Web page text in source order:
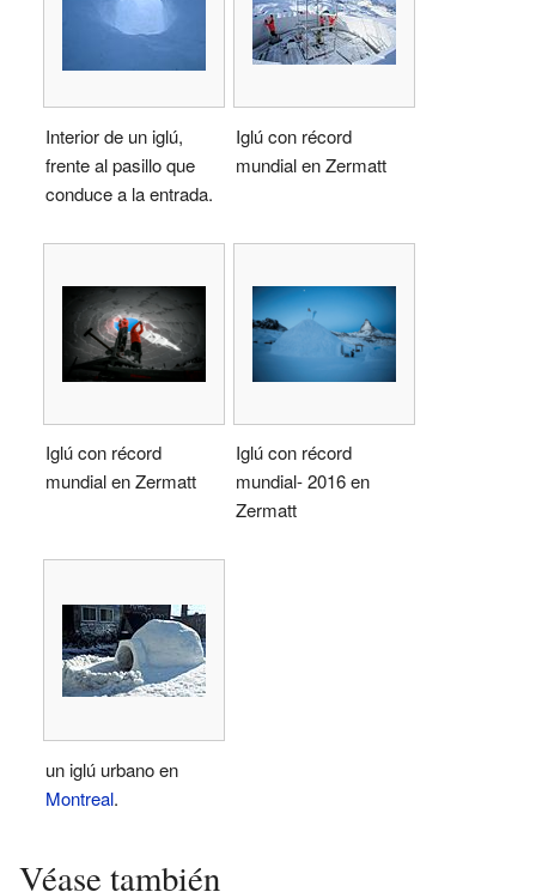
Interior de un iglú,
frente al pasillo que
conduce a la entrada.
Iglú con récord
mundial en Zermatt
Iglú con récord
mundial en Zermatt
Iglú con récord
mundial- 2016 en
Zermatt
un iglú urbano en
Montreal.
Véase también